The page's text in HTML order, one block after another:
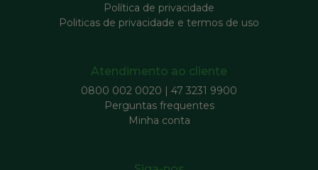
Política de privacidade
Politicas de privacidade e termos de uso
Atendimento ao cliente
0800 002 0020 | 47 3231 9900
Perguntas frequentes
Minha conta